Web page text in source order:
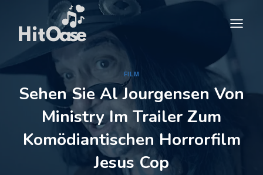
springen
FILM
Sehen Sie Al Jourgensen Von
Ministry Im Trailer Zum
Komödiantischen Horrorfilm
Jesus Cop